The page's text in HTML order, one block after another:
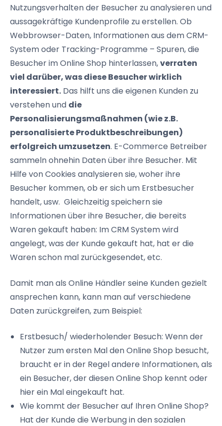
Nutzungsverhalten der Besucher zu analysieren und
aussagekräftige Kundenprofile zu erstellen. Ob
Webbrowser-Daten, Informationen aus dem CRM-
System oder Tracking-Programme – Spuren, die
Besucher im Online Shop hinterlassen,verraten
viel darüber, was diese Besucher wirklich
interessiert. Das hilft uns die eigenen Kunden zu
verstehen und die
Personalisierungsmaßnahmen (wie z.B.
personalisierte Produktbeschreibungen)
erfolgreich umzusetzen. E-Commerce Betreiber
sammeln ohnehin Daten über ihre Besucher. Mit
Hilfe von Cookies analysieren sie, woher ihre
Besucher kommen, ob er sich um Erstbesucher
handelt, usw. Gleichzeitig speichern sie
Informationen über ihre Besucher, die bereits
Waren gekauft haben: Im CRM System wird
angelegt, was der Kunde gekauft hat, hat er die
Waren schon mal zurückgesendet, etc.
Damit man als Online Händler seine Kunden gezielt
ansprechen kann, kann man auf verschiedene
Daten zurückgreifen, zum Beispiel:
Erstbesuch/ wiederholender Besuch: Wenn der
Nutzer zum ersten Mal den Online Shop besucht,
braucht er in der Regel andere Informationen, als
ein Besucher, der diesen Online Shop kennt oder
hier ein Mal eingekauft hat.
Wie kommt der Besucher auf Ihren Online Shop?
Hat der Kunde die Werbung in den sozialen